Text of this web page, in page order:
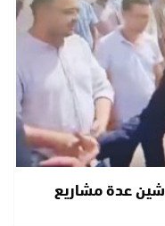
عدة مشاريع